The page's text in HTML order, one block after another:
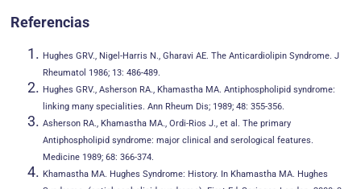
Referencias
Hughes GRV., Nigel-Harris N., Gharavi AE. The Anticardiolipin Syndrome. J
Rheumatol 1986; 13: 486-489.
Hughes GRV., Asherson RA., Khamastha MA. Antiphospholipid syndrome:
linking many specialities. Ann Rheum Dis; 1989; 48: 355-356.
Asherson RA., Khamastha MA., Ordi-Rios J., et al. The primary
Antiphospholipid syndrome: major clinical and serological features.
Medicine 1989; 68: 366-374.
Khamastha MA. Hughes Syndrome: History. In Khamastha MA. Hughes